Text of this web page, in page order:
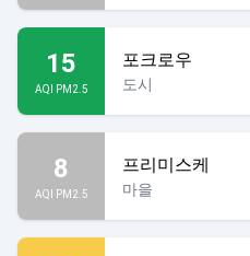
15
AQI PM2.5
포크로우
도시
8
AQI PM2.5
프리미스케
마을